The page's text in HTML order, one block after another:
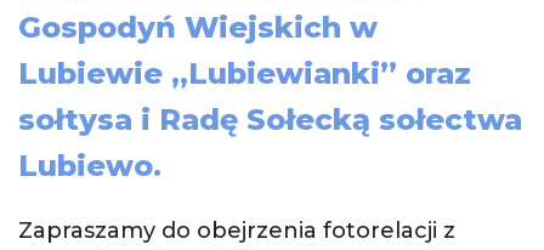
Gospodyń Wiejskich w
Lubiewie „Lubiewianki” oraz
sołtysa i Radę Sołecką sołectwa
Lubiewo.
Zapraszamy do obejrzenia fotorelacji z